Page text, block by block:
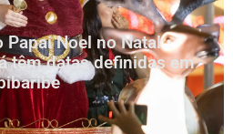
Noel no Natal
têm datas definidas em